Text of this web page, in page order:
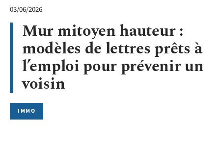
03/06/2026
Mur mitoyen hauteur :
modèles de lettres prêts à
l’emploi pour prévenir un
voisin
IMMO